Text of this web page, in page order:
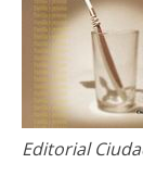
Editorial